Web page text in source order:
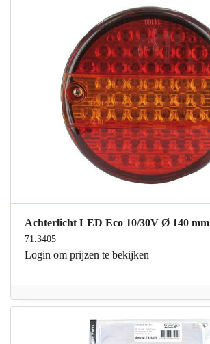
Achterlicht LED Eco 10/30V Ø 140 mm
71.3405
Login om prijzen te bekijken